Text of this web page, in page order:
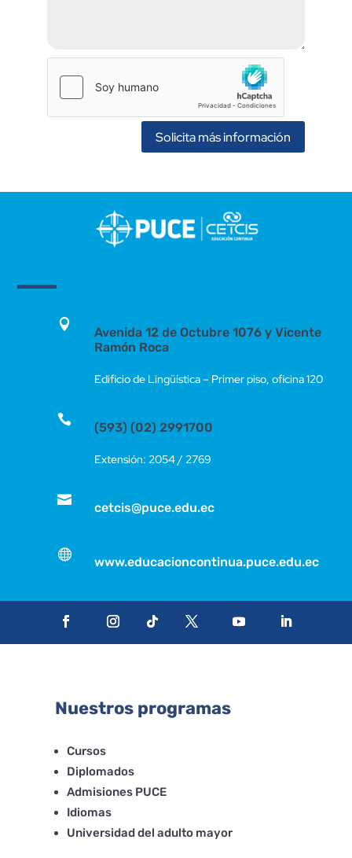
Solicita más información

Avenida 12 de Octubre 1076 y Vicente
Ramón Roca
Edificio de Lingüística – Primer piso, oficina 120

(593) (02) 2991700
Extensión: 2054 / 2769

cetcis@puce.edu.ec

www.educacioncontinua.puce.edu.ec
Nuestros programas
Cursos
Diplomados
Admisiones PUCE
Idiomas
Universidad del adulto mayor